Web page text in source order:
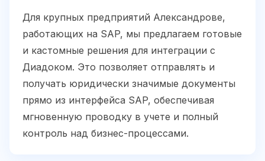
Для крупных предприятий Александрове,
работающих на SAP, мы предлагаем готовые
и кастомные решения для интеграции с
Диадоком. Это позволяет отправлять и
получать юридически значимые документы
прямо из интерфейса SAP, обеспечивая
мгновенную проводку в учете и полный
контроль над бизнес-процессами.